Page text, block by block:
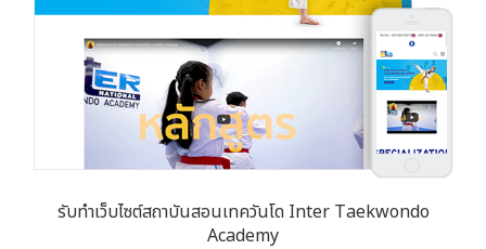
รับทำเว็บไซต์สถาบันสอนเทควันโด Inter Taekwondo
Academy